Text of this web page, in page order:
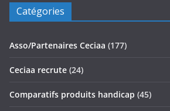
Catégories
Asso/Partenaires Ceciaa (177)
Ceciaa recrute (24)
Comparatifs produits handicap (45)